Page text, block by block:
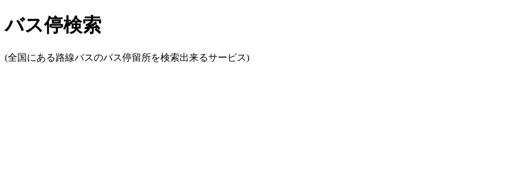
バス停検索
(全国にある路線バスのバス停留所を検索出来るサービス)